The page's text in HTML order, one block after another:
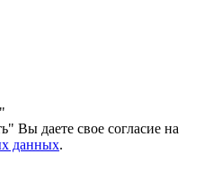
Вы даете свое согласие на
данных.